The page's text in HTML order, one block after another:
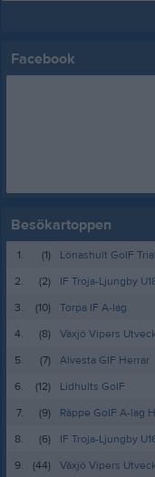
Facebook
Besökartoppen
1. (1)
Lönashult GoIF
2.
(2)
IF Troja-Ljungby
3.
(10)
Torpa IF A-lag
4.
(8)
Växjö Vipers
5.
(7)
Alvesta GIF Herrar
6.
(12)
Lidhults GoIF
7.
(9)
Räppe GoIF A-lag
8.
(6)
IF Troja-Ljungby
9.
(44) Växjö Vipers